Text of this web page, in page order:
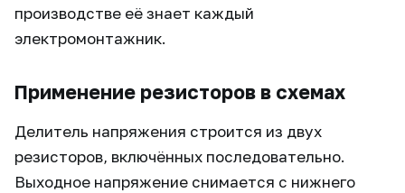
производстве её знает каждый
электромонтажник.
Применение резисторов в схемах
Делитель напряжения строится из двух
резисторов, включённых последовательно.
Выходное напряжение снимается с нижнего